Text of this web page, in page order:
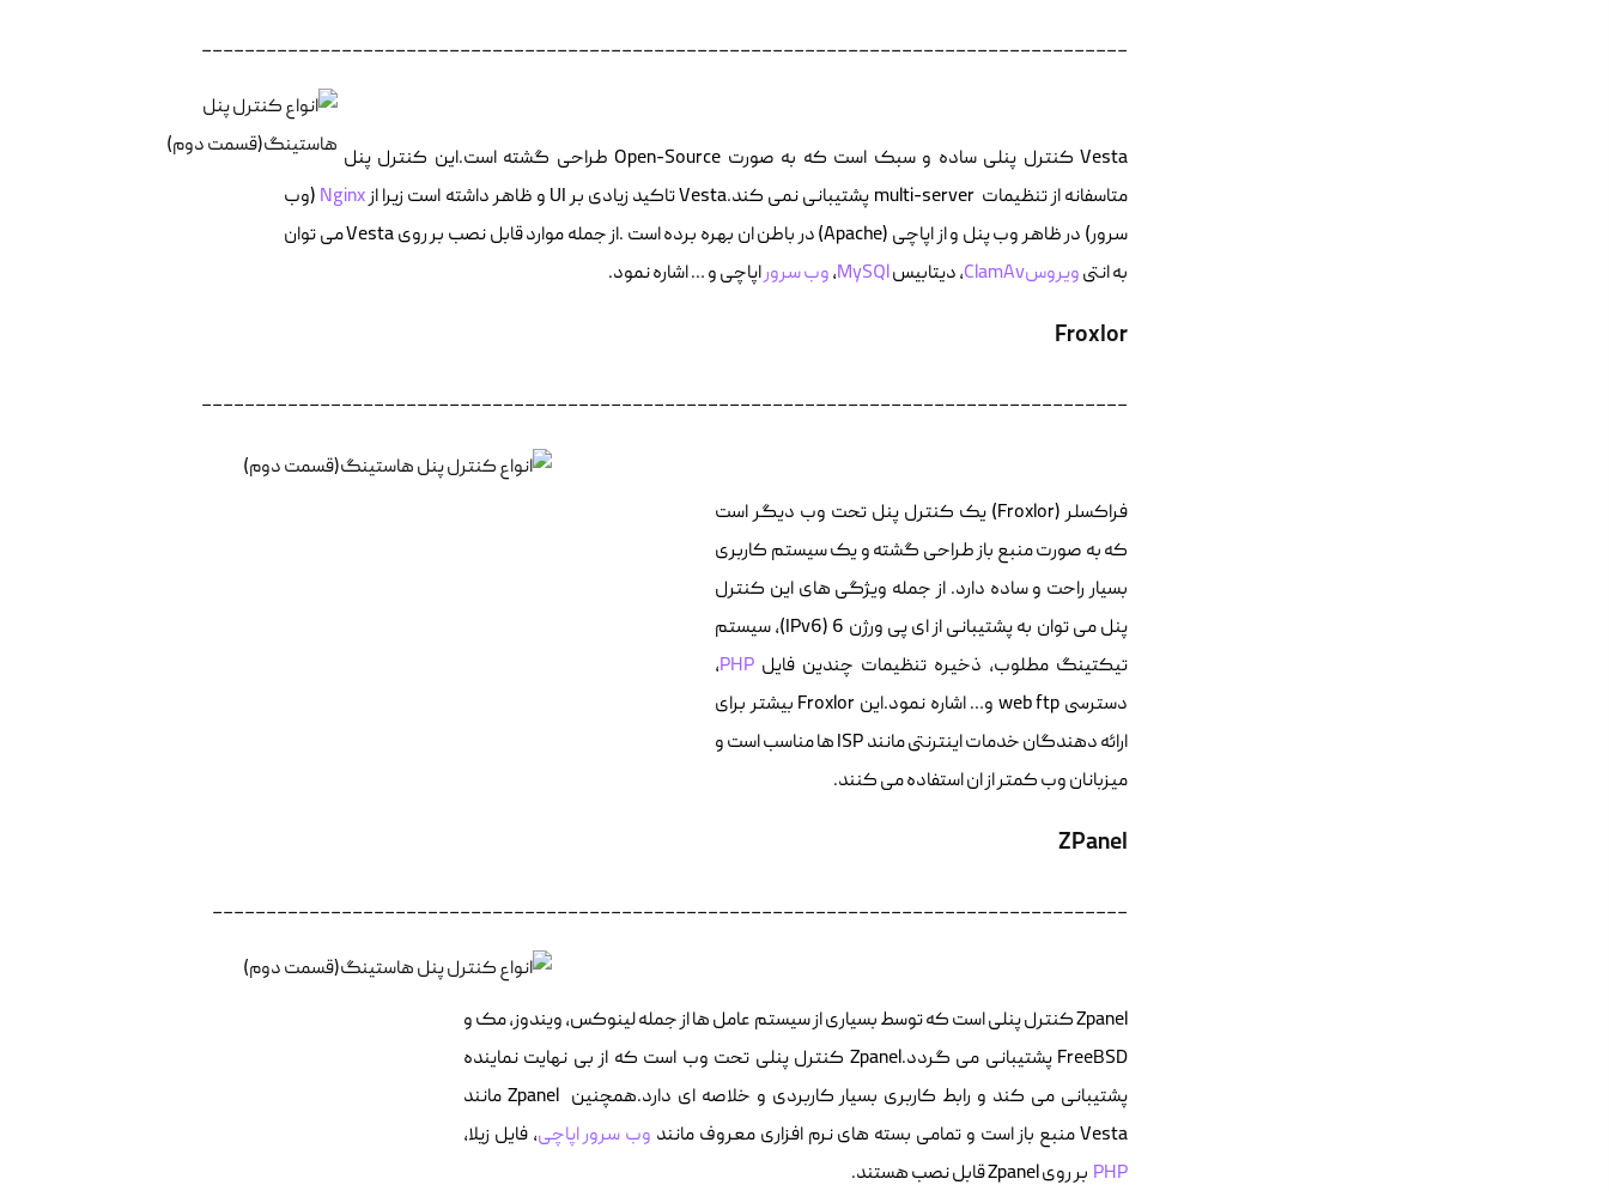
______________________________________________________________________________________
Vesta کنترل پنلی ساده و سبک است که به صورت Open-Source طراحی گشته است.این کنترل پنل
متاسفانه از تنظیمات multi-server پشتیبانی نمی کند.Vesta تاکید زیادی بر UI و ظاهر داشته است زیرا از
Nginx (وب
سرور) در ظاهر وب پنل و از اپاچی (Apache) در باطن ان بهره برده است .از جمله موارد قابل نصب بر روی Vesta می توان
به انتیویروسClamAv ، دیتابیسMySQl،وب سروراپاچی و … اشاره نمود.
Froxlor
______________________________________________________________________________________
فراکسلر (Froxlor) یک کنترل پنل تحت وب دیگر است
که به صورت منبع باز طراحی گشته و یک سیستم کاربری
بسیار راحت و ساده دارد. از جمله ویژگی های این کنترل
پنل می توان به پشتیبانی از ای پی ور
ژن 6 (IPv6)، سیستم
تیکتینگ مطلوب، ذخیره تنظیمات چندین فایل PHP،
دسترسی web ftp و… اشاره نمود.این
Froxlor بیشتر برای
ارائه دهندگان خدمات اینترنتی مانند ISP ها مناسب است
و
میزبانان وب کمتر از ان استفاده می کنند.
ZPanel
_____________________________________________________________________________________
Zpanel کنترل پنلی است که توسط بسیاری از سیستم عامل ها از جمله لینوکس، ویندوز، مک و
FreeBSD پشتیبانی می گردد.Zpanel کنترل پنلی تحت وب است که از بی نهایت نماینده
پشتیبانی می کند و رابط کاربری بسیار کاربردی و خلاصه ای دارد.همچنین Zpanel مانند
Vesta منبع باز است و تمامی بسته های نرم افزاری معروف مانند
وب سرور اپاچی، فایل زیلا،
PHP بر روی Zpanel قابل نصب هستند.